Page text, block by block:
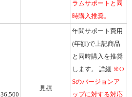
ラムサポートと同
時購入推奨。
見積
年間サポート費用
(年額)で上記商品
と同時購入を推奨
します。 詳細 ※O
Sのバージョンア
ップに対する対応